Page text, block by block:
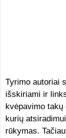
Tyrimo autoriai
išskiriami ir
kvėpavimo
kurių
rūkymas.